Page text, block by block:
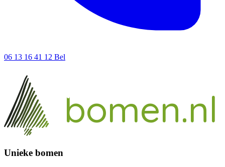
06 13 16 41 12 Bel
bomen.nl
un
Unieke bomen